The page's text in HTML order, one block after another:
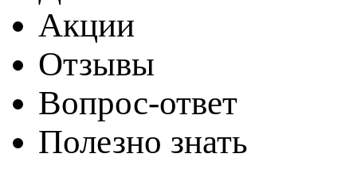
Акции
Отзывы
Вопрос-ответ
Полезно знать